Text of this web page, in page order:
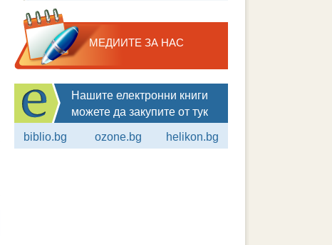
МЕДИИТЕ ЗА НАС
Нашите електронни книги
можете да закупите от тук
biblio.bg ozone.bg helikon.bg